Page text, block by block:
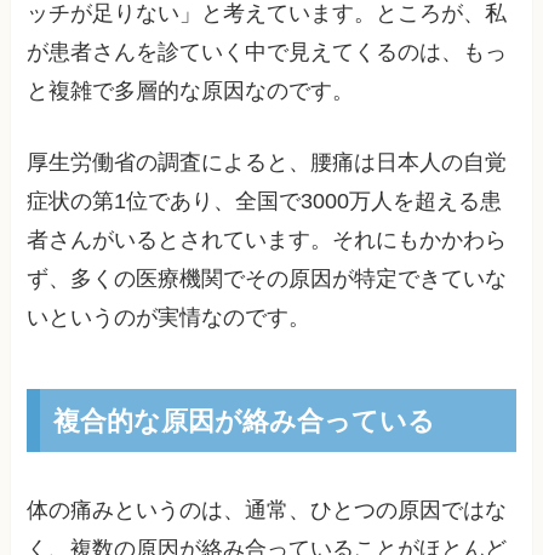
ッチが足りない」と考えています。ところが、私
が患者さんを診ていく中で見えてくるのは、もっ
と複雑で多層的な原因なのです。
厚生労働省の調査によると、腰痛は日本人の自覚
症状の第1位であり、全国で3000万人を超える患
者さんがいるとされています。それにもかかわら
ず、多くの医療機関でその原因が特定できていな
いというのが実情なのです。
複合的な原因が絡み合っている
体の痛みというのは、通常、ひとつの原因ではな
く、複数の原因が絡み合っていることがほとんど